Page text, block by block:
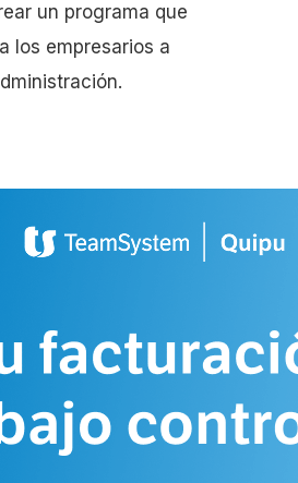
un programa que
los empresarios a